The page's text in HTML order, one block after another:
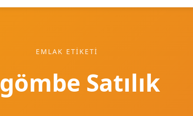
EMLAK ETIKETI
gömbe Satılık